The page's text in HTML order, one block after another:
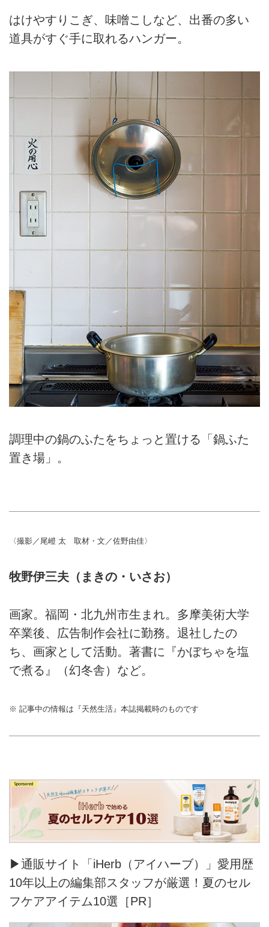
はけやすりこぎ、味噌こしなど、出番の多い
道具がすぐ手に取れるハンガー。
調理中の鍋のふたをちょっと置ける「鍋ふた
置き場」。
〈撮影／尾嶝 太 取材・文／佐野由佳〉
牧野伊三夫（まきの・いさお）
画家。福岡・北九州市生まれ。多摩美術大学
卒業後、広告制作会社に勤務。退社したの
ち、画家として活動。著書に『かぼちゃを塩
で煮る』（幻冬舎）など。
※ 記事中の情報は『天然生活』本誌掲載時のものです
▶通販サイト「iHerb（アイハーブ）」愛用歴
10年以上の編集部スタッフが厳選！夏のセル
フケアアイテム10選［PR］